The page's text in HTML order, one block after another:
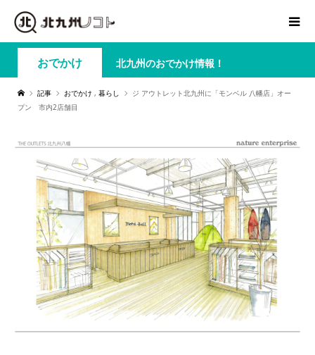
おでかけ 北九州のおでかけ情報！
記事 おでかけ , 暮らし
ジ アウトレット北九州に「モンベル 八幡店」オー
プン 市内2店舗目